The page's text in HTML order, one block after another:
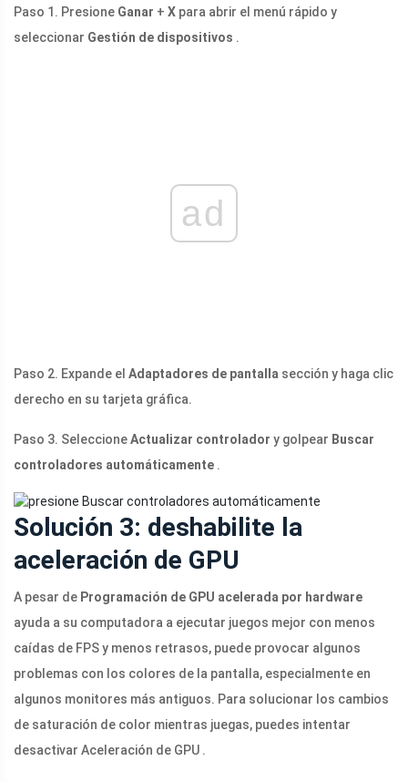
Paso 1. Presione Ganar + X para abrir el menú rápido y
seleccionar Gestión de dispositivos .
ad
Paso 2. Expande el Adaptadores de pantalla sección y haga clic
derecho en su tarjeta gráfica.
Paso 3. SeleccioneActualizar controlador y golpear Buscar
controladores automáticamente .
Solución 3: deshabilite la
aceleración de GPU
A pesar de Programación de GPU acelerada por hardware
ayuda a su computadora a ejecutar juegos mejor con menos
caídas de FPS y menos retrasos, puede provocar algunos
problemas con los colores de la pantalla, especialmente en
algunos monitores más antiguos. Para solucionar los cambios
de saturación de color mientras juegas, puedes intentar
desactivar Aceleración de GPU .